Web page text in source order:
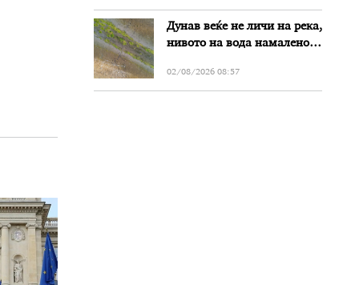
злоупотреби
Дунав веќе не личи на река,
нивото на вода намалено
Бугарија
02/08/2026 08:57